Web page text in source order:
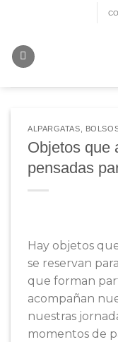
contenido
ALPARGATAS
Objetos que
pensadas
Hay objetos
se reservan
que forman
acompañan
nuestras
momentos de